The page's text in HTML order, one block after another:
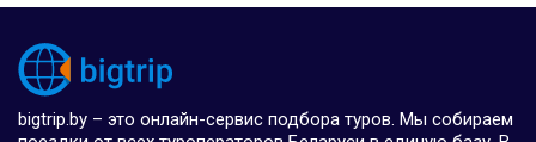
bigtrip.by – это онлайн-сервис подбора туров. Мы собираем